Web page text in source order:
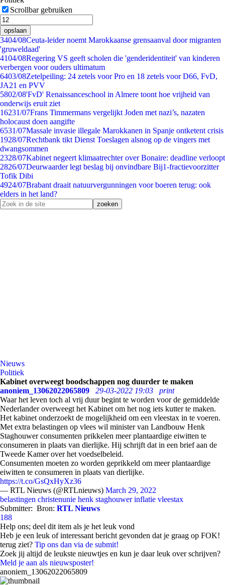
Scrollbar gebruiken
opslaan
3404/08Ceuta-leider noemt Marokkaanse grensaanval door migranten
'gruweldaad'
4104/08Regering VS geeft scholen die 'genderidentiteit' van kinderen
verbergen voor ouders ultimatum
6403/08Zetelpeiling: 24 zetels voor Pro en 18 zetels voor D66, FvD,
JA21 en PVV
5802/08'FvD' Renaissanceschool in Almere toont hoe vrijheid van
onderwijs eruit ziet
16231/07Frans Timmermans vergelijkt Joden met nazi’s, nazaten
holocaust doen aangifte
6531/07Massale invasie illegale Marokkanen in Spanje ontketent crisis
1928/07Rechtbank tikt Dienst Toeslagen alsnog op de vingers met
dwangsommen
2328/07Kabinet negeert klimaatrechter over Bonaire: deadline verloopt
2826/07Deurwaarder legt beslag bij onvindbare Bij1-fractievoorzitter
Tofik Dibi
4924/07Brabant draait natuurvergunningen voor boeren terug: ook
elders in het land?
Nieuws
Politiek
Kabinet overweegt boodschappen nog duurder te maken
anoniem_13062022065809
29-03-2022 19:03
print
Waar het leven toch al vrij duur begint te worden voor de gemiddelde
Nederlander overweegt het Kabinet om het nog iets kutter te maken.
Het kabinet onderzoekt de mogelijkheid om een vleestax in te voeren.
Met extra belastingen op vlees wil minister van Landbouw Henk
Staghouwer consumenten prikkelen meer plantaardige eiwitten te
consumeren in plaats van dierlijke. Hij schrijft dat in een brief aan de
Tweede Kamer over het voedselbeleid.
Consumenten moeten zo worden geprikkeld om meer plantaardige
eiwitten te consumeren in plaats van dierlijke.
https://t.co/GsQxHyXz36
— RTL Nieuws (@RTLnieuws) March 29, 2022
belastingen christenunie henk staghouwer inflatie vleestax
Submitter: Bron: RTL Nieuws
188
Help ons; deel dit item als je het leuk vond
Heb je een leuk of interessant bericht gevonden dat je graag op FOK!
terug ziet? Tip ons dan via de submit!
Zoek jij altijd de leukste nieuwtjes en kun je daar leuk over schrijven?
Meld je aan als nieuwsposter!
anoniem_13062022065809